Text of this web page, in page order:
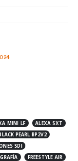
MINI LF
ALEXA SXT
PEARL BP2V2
SDI
FREESTYLE AIR